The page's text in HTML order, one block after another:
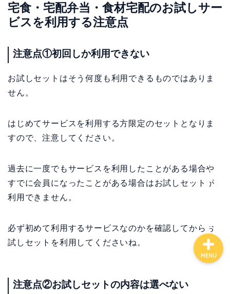
宅食・宅配弁当・食材宅配のお試しサー
ビスを利用する注意点
注意点①初回しか利用できない
お試しセットはそう何度も利用できるものではありま
せん。
はじめてサービスを利用する方限定のセットとなりま
すので、注意してください。
過去に一度でもサービスを利用したことがある場合や
すでに会員になったことがある場合はお試しセットが
利用できません。
必ず初めて利用するサービスなのかを確認してからお
試しセットを利用してくださいね。
注意点②お試しセットの内容は選べない
MENU
運営会社情報